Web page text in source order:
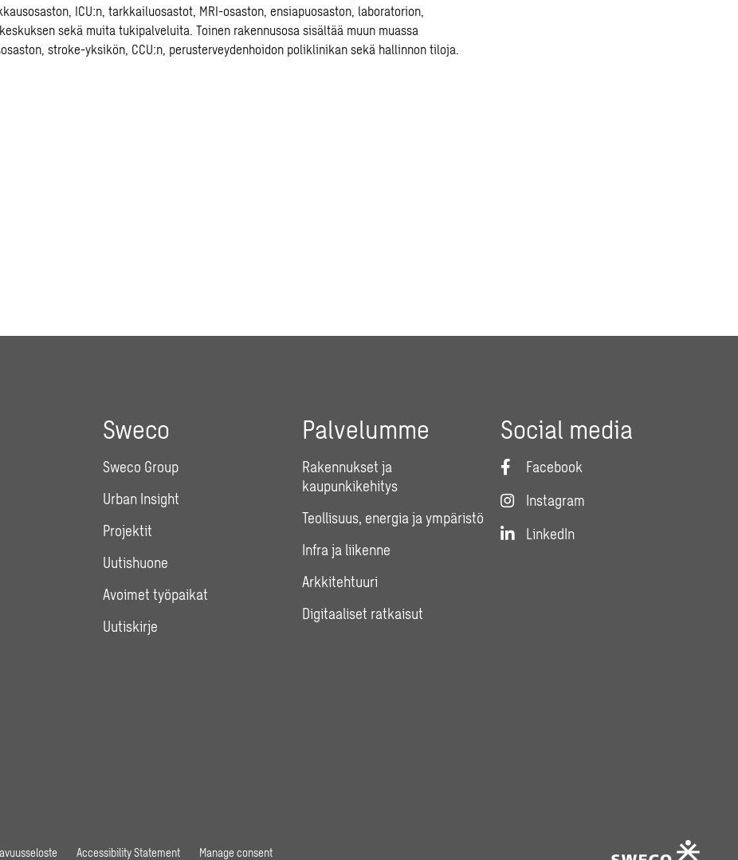
ICU:n, tarkkailuosastot, MRI-osaston, ensiapuosaston, laboratorion,
sekä muita tukipalveluita. Toinen rakennusosa sisältää muun muassa
stroke-yksikön, CCU:n, perusterveydenhoidon poliklinikan sekä hallinnon tiloja.
Sweco
Sweco Group
Urban Insight
Projektit
Uutishuone
Avoimet työpaikat
Uutiskirje
Palvelumme
Rakennukset ja
kaupunkikehitys
Teollisuus, energia ja ympäristö
Infra ja liikenne
Arkkitehtuuri
Digitaaliset ratkaisut
Social media
Facebook
Instagram
LinkedIn
Accessibility Statement Manage consent